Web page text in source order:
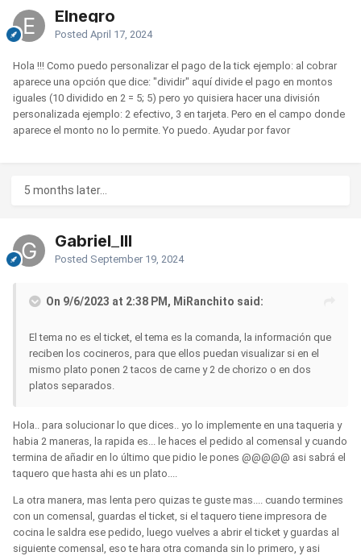
Elnegro
Posted April 17, 2024
Hola !!! Como puedo personalizar el pago de la tick ejemplo: al cobrar
aparece una opción que dice: "dividir" aquí divide el pago en montos
iguales (10 dividido en 2 = 5; 5) pero yo quisiera hacer una división
personalizada ejemplo: 2 efectivo, 3 en tarjeta. Pero en el campo donde
aparece el monto no lo permite. Yo puedo. Ayudar por favor
5 months later...
Gabriel_III
Posted September 19, 2024
On 9/6/2023 at 2:38 PM, MiRanchito said:
El tema no es el ticket, el tema es la comanda, la información que
reciben los cocineros, para que ellos puedan visualizar si en el
mismo plato ponen 2 tacos de carne y 2 de chorizo o en dos
platos separados.
Hola.. para solucionar lo que dices.. yo lo implemente en una taqueria y
habia 2 maneras, la rapida es... le haces el pedido al comensal y cuando
termina de añadir en lo último que pidio le pones @@@@@ asi sabrá el
taquero que hasta ahi es un plato....
La otra manera, mas lenta pero quizas te guste mas.... cuando termines
con un comensal, guardas el ticket, si el taquero tiene impresora de
cocina le saldra ese pedido, luego vuelves a abrir el ticket y guardas al
siguiente comensal, eso te hara otra comanda sin lo primero, y asi